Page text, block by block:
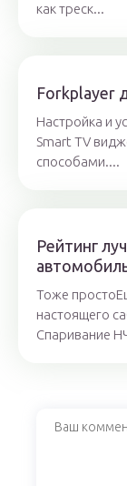
как треск...
Forkplayer
Настройка и
Smart TV
способами....
Рейтинг
Тоже
настоящего
Спаривание